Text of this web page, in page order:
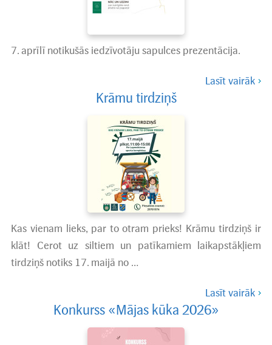
7. aprīlī notikušās iedzīvotāju sapulces prezentācija.
Lasīt vairāk
Krāmu tirdziņš
Kas vienam lieks, par to otram prieks! Krāmu tirdziņš ir
klāt! Cerot uz siltiem un patīkamiem laikapstākļiem
tirdziņš notiks 17. maijā no …
Lasīt vairāk
Konkurss «Mājas kūka 2026»